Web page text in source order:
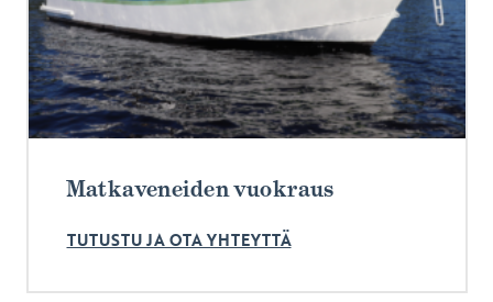
Matkaveneiden vuokraus
TUTUSTU JA OTA YHTEYTTÄ